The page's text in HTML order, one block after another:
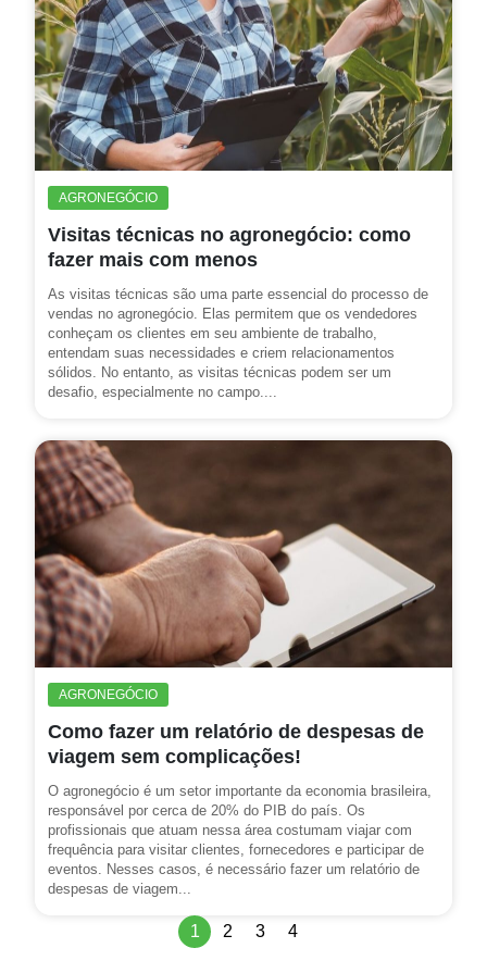
AGRONEGÓCIO
Visitas técnicas no agronegócio: como
fazer mais com menos
As visitas técnicas são uma parte essencial do processo de
vendas no agronegócio. Elas permitem que os vendedores
conheçam os clientes em seu ambiente de trabalho,
entendam suas necessidades e criem relacionamentos
sólidos. No entanto, as visitas técnicas podem ser um
desafio, especialmente no campo....
AGRONEGÓCIO
Como fazer um relatório de despesas de
viagem sem complicações!
O agronegócio é um setor importante da economia brasileira,
responsável por cerca de 20% do PIB do país. Os
profissionais que atuam nessa área costumam viajar com
frequência para visitar clientes, fornecedores e participar de
eventos. Nesses casos, é necessário fazer um relatório de
despesas de viagem...
1 2 3 4